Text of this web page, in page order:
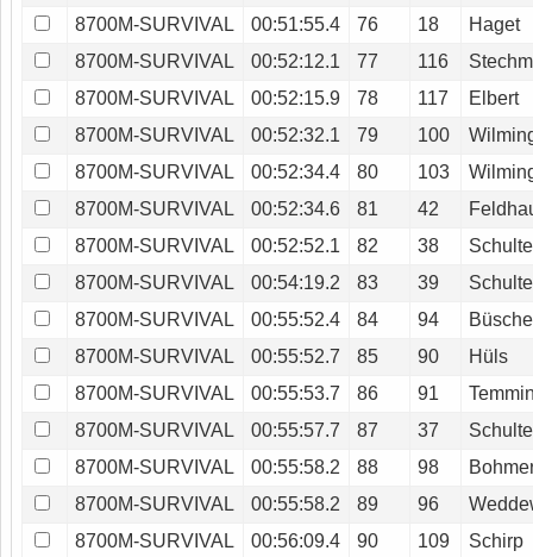
8700M-SURVIVAL
00:51:55.4 76 18
Haget
8700M-SURVIVAL
00:52:12.1 77 116
8700M-SURVIVAL
00:52:15.9 78 117
Elbert
8700M-SURVIVAL
00:52:32.1 79 100
8700M-SURVIVAL
00:52:34.4 80 103
8700M-SURVIVAL
00:52:34.6 81 42
8700M-SURVIVAL
00:52:52.1 82 38
Schulte
8700M-SURVIVAL
00:54:19.2 83 39
Schulte
8700M-SURVIVAL
00:55:52.4 84 94
8700M-SURVIVAL
00:55:52.7 85 90
Hüls
8700M-SURVIVAL
00:55:53.7 86 91
8700M-SURVIVAL
00:55:57.7 87 37
8700M-SURVIVAL
00:55:58.2 88 98
8700M-SURVIVAL
00:55:58.2 89 96
8700M-SURVIVAL
00:56:09.4 90 109
Schirp